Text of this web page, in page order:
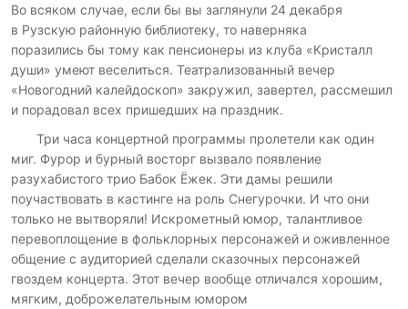
Во всяком случае, если бы вы заглянули 24 декабря
в Рузскую районную библиотеку, то наверняка
поразились бы тому как пенсионеры из клуба «Кристалл
души» умеют веселиться. Театрализованный вечер
«Новогодний калейдоскоп» закружил, завертел, рассмешил
и порадовал всех пришедших на праздник.
Три часа концертной программы пролетели как один
миг. Фурор и бурный восторг вызвало появление
разухабистого трио Бабок Ёжек. Эти дамы решили
поучаствовать в кастинге на роль Снегурочки. И что они
только не вытворяли! Искрометный юмор, талантливое
перевоплощение в фольклорных персонажей и оживленное
общение с аудиторией сделали сказочных персонажей
гвоздем концерта. Этот вечер вообще отличался хорошим,
мягким, доброжелательным юмором